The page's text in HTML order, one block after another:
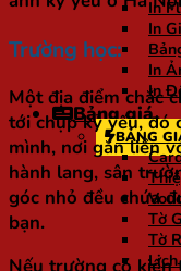
In
In
In
In
Bảng giá
BẢNG
Tờ
Tờ
Trường học:
Một địa điểm chắc
tới chụp kỷ yếu, đó
mình, nơi gắn liền
hành lang, sân
góc nhỏ đều chứa
bạn.